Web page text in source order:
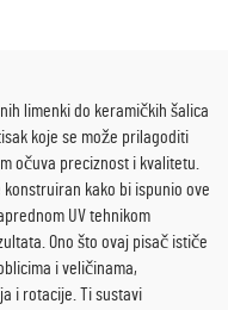
limenki do keramičkih šalica
koje se može prilagoditi
očuva preciznost i kvalitetu.
kako bi ispunio ove
UV tehnikom
Ono što ovaj pisač ističe
i veličinama,
i rotacije. Ti sustavi